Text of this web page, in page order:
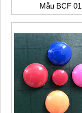
Mẫu BCF 01